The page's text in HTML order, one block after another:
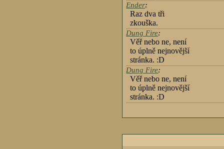
Ender:
Raz dva tři
zkouška.
Dung Fire:
Věř nebo ne, není
to úplně nejnovější
stránka. :D
Dung Fire:
Věř nebo ne, není
to úplně nejnovější
stránka. :D